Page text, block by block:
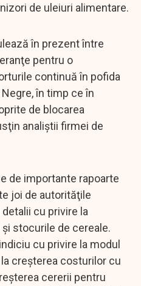
de uleiuri alimentare.
în prezent între
pentru o
continuă în pofida
în timp ce în
de blocarea
analiştii firmei de
de importante rapoarte
joi de autorităţile
cu privire la
stocurile de cereale.
cu privire la modul
creşterea costurilor cu
cererii pentru